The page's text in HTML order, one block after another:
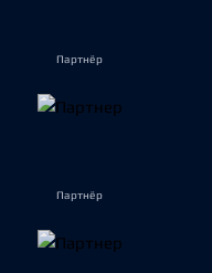
Партнёр
Партнёр